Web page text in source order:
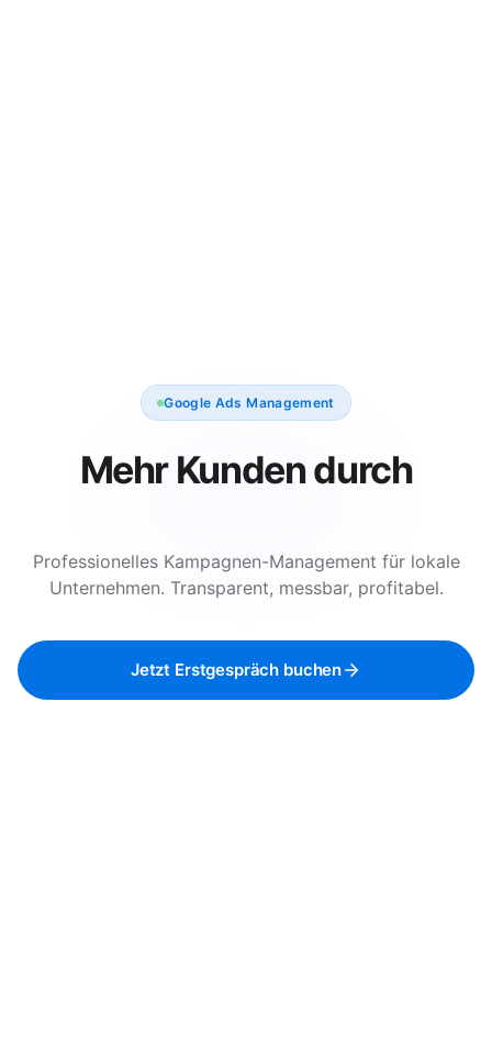
Google Ads Management
Mehr Kundendurch
Professionelles Kampagnen-Management für lokale
Unternehmen. Transparent, messbar, profitabel.
Jetzt Erstgespräch buchen